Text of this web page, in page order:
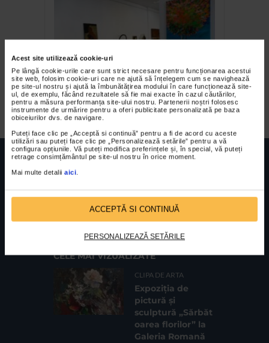
Acest site utilizează cookie-uri
Pe lângă cookie-urile care sunt strict necesare pentru funcționarea acestui
site web, folosim cookie-uri care ne ajută să înțelegem cum se navighează
pe site-ul nostru și ajută la îmbunătățirea modului în care funcționează site-
ul, de exemplu, făcând rezultatele să fie mai exacte în cazul căutărilor,
pentru a măsura performanța site-ului nostru. Partenerii noștri folosesc
instrumente de urmărire pentru a oferi publicitate personalizată pe baza
obiceiurilor dvs. de navigare.
Puteți face clic pe „Acceptă si continuă” pentru a fi de acord cu aceste
utilizări sau puteți face clic pe „Personalizează setările” pentru a vă
configura opțiunile. Vă puteți modifica preferințele și, în special, vă puteți
retrage consimțământul pe site-ul nostru în orice moment.
Mai multe detalii aici
ACCEPTĂ SI CONTINUĂ
PERSONALIZEAZĂ SETĂRILE
Expozitia Ambient Obiect 4
Cod fiscal: 9164384Sediu social: Str. Delfinului, Nr. 6, parter Bl. 42,
CELE MAI VIZUALIZATE
CLIPA DE ARTA
Expoziția de
pictură și
sculptură „Sărbăt
oarea florilor” la
Galeria Romană